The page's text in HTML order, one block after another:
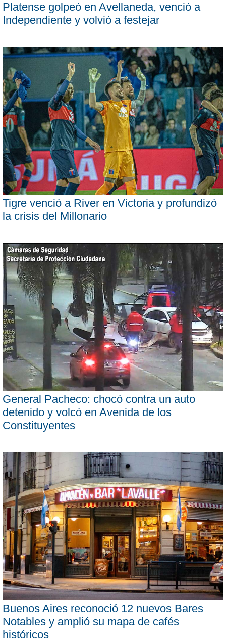
Platense golpeó en Avellaneda, venció a
Independiente y volvió a festejar
Tigre venció a River en Victoria y profundizó
la crisis del Millonario
General Pacheco: chocó contra un auto
detenido y volcó en Avenida de los
Constituyentes
Buenos Aires reconoció 12 nuevos Bares
Notables y amplió su mapa de cafés
históricos